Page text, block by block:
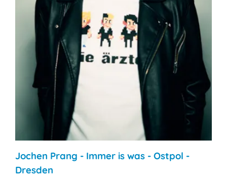
Jochen Prang - Immer is was - Ostpol -
Dresden